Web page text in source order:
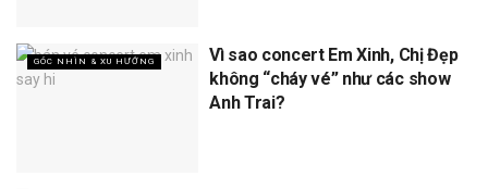
GÓC NHÌN & XU HƯỚNG
Vì sao concert Em Xinh, Chị Đẹp
không “cháy vé” như các show
Anh Trai?